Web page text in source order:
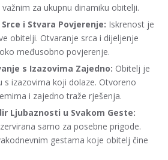
za ukupnu dinamiku obitelji.
i Stvara Povjerenje: Iskrenost je
obitelji. Otvaranje srca i dijeljenje
međusobno povjerenje.
s Izazovima Zajedno: Obitelj je
s izazovima koji dolaze. Otvoreno
i zajedno traže rješenja.
Ljubaznosti u Svakom Geste:
samo za posebne prigode.
gestama koje obitelj čine